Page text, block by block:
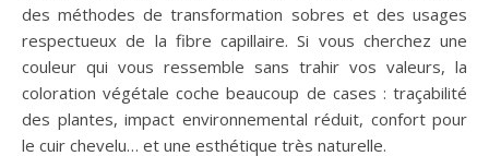
des méthodes de transformation sobres et des usages
respectueux de la fibre capillaire. Si vous cherchez une
couleur qui vous ressemble sans trahir vos valeurs, la
coloration végétale coche beaucoup de cases : traçabilité
des plantes, impact environnemental réduit, confort pour
le cuir chevelu… et une esthétique très naturelle.